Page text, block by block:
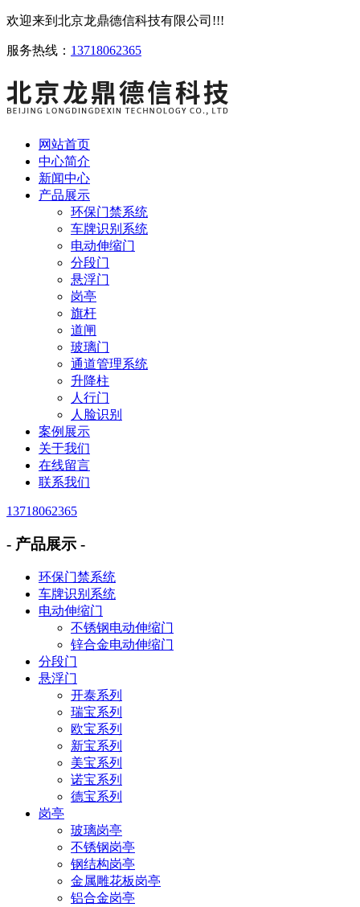
欢迎来到北京龙鼎德信科技有限公司!!!
服务热线： 13718062365
网站首页
中心简介
新闻中心
产品展示
环保门禁系统
车牌识别系统
电动伸缩门
分段门
悬浮门
岗亭
旗杆
道闸
玻璃门
通道管理系统
升降柱
人行门
人脸识别
案例展示
关于我们
在线留言
联系我们
13718062365
- 产品展示 -
环保门禁系统
车牌识别系统
电动伸缩门
不锈钢电动伸缩门
锌合金电动伸缩门
分段门
悬浮门
开泰系列
瑞宝系列
欧宝系列
新宝系列
美宝系列
诺宝系列
德宝系列
岗亭
玻璃岗亭
不锈钢岗亭
钢结构岗亭
金属雕花板岗亭
铝合金岗亭